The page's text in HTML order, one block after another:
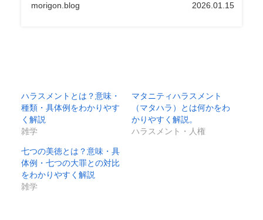
morigon.blog 2026.01.15
ハラスメントとは？意味・
種類・具体例をわかりやす
く解説
雑学
マタニティハラスメント
（マタハラ）とは何かをわ
かりやすく解説。
ハラスメント・人権
七つの美徳とは？意味・具
体例・七つの大罪との対比
をわかりやすく解説
雑学